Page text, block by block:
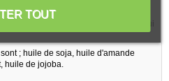
associées aux huiles essentielles qui
; huile de soja, huile d'amande
huile de jojoba.
TOUT